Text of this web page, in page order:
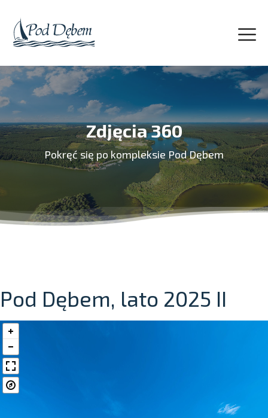
Zdjęcia 360
Pokręć się po kompleksie Pod Dębem
Pod Dębem, lato 2025 II